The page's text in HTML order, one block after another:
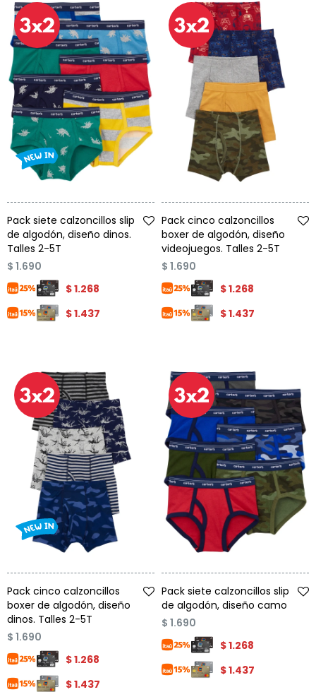
Pack siete calzoncillos slip
de algodón, diseño dinos.
Talles 2-5T
$ 1.690
$1.268
$1.437
Pack cinco calzoncillos
boxer de algodón, diseño
videojuegos. Talles 2-5T
$ 1.690
$1.268
$1.437
Pack cinco calzoncillos
boxer de algodón, diseño
dinos. Talles 2-5T
$ 1.690
$1.268
$1.437
Pack siete calzoncillos slip
de algodón, diseño camo
$ 1.690
$1.268
$1.437